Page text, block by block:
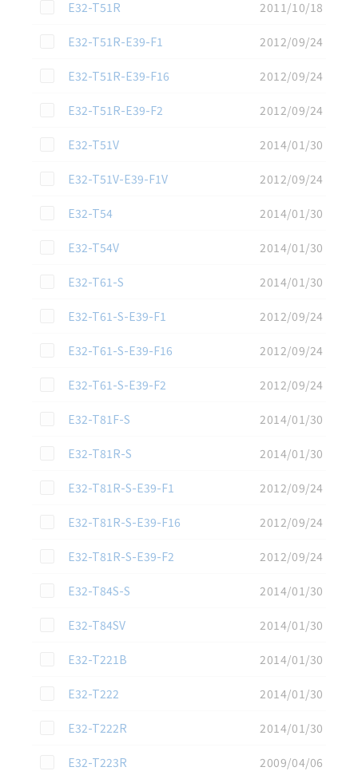
この資料を選択
E32-T51R
2011/10/18
この資料を選択
E32-T51R-E39-F1
2012/09/24
この資料を選択
E32-T51R-E39-F16
2012/09/24
この資料を選択
E32-T51R-E39-F2
2012/09/24
この資料を選択
E32-T51V
2014/01/30
この資料を選択
E32-T51V-E39-F1V
2012/09/24
この資料を選択
E32-T54
2014/01/30
この資料を選択
E32-T54V
2014/01/30
この資料を選択
E32-T61-S
2014/01/30
この資料を選択
E32-T61-S-E39-F1
2012/09/24
この資料を選択
E32-T61-S-E39-F16
2012/09/24
この資料を選択
E32-T61-S-E39-F2
2012/09/24
この資料を選択
E32-T81F-S
2014/01/30
この資料を選択
E32-T81R-S
2014/01/30
この資料を選択
E32-T81R-S-E39-F1
2012/09/24
この資料を選択
E32-T81R-S-E39-F16
2012/09/24
この資料を選択
E32-T81R-S-E39-F2
2012/09/24
この資料を選択
E32-T84S-S
2014/01/30
この資料を選択
E32-T84SV
2014/01/30
この資料を選択
E32-T221B
2014/01/30
この資料を選択
E32-T222
2014/01/30
この資料を選択
E32-T222R
2014/01/30
この資料を選択
E32-T223R
2009/04/06